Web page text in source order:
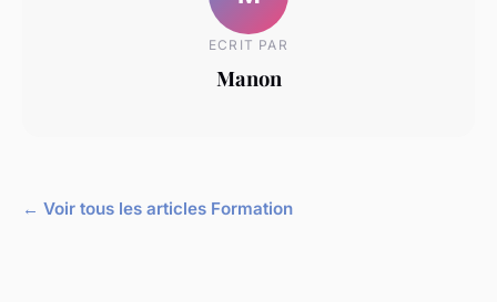
ECRIT PAR
Manon
← Voir tous les articles Formation